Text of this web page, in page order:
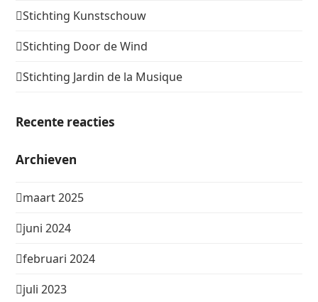
Stichting Kunstschouw
Stichting Door de Wind
Stichting Jardin de la Musique
Recente reacties
Archieven
maart 2025
juni 2024
februari 2024
juli 2023